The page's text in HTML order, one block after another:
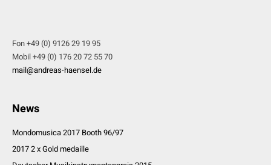
Fon +49 (0) 9126 29 19 95
Mobil +49 (0) 176 20 72 55 70
mail@andreas-haensel.de
News
Mondomusica 2017 Booth 96/97
2017 2 x Gold medaille